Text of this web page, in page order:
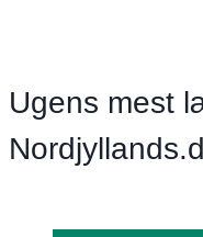
Ugens mest